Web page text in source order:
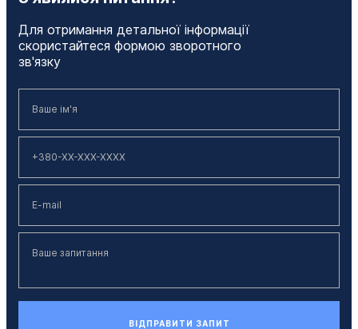
Для отримання детальної інформації
скористайтеся формою зворотного
зв'язку
ВІДПРАВИТИ ЗАПИТ